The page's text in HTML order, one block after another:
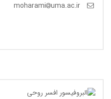
uma.ac.ir